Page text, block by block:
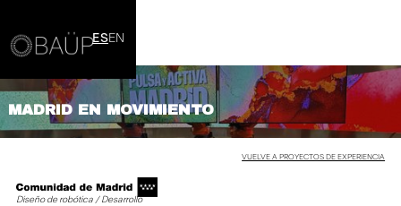
ESEN
MADRID EN MOVIMIENTO
VUELVE A PROYECTOS DE EXPERIENCIA
Diseño de robótica / Desarrollo